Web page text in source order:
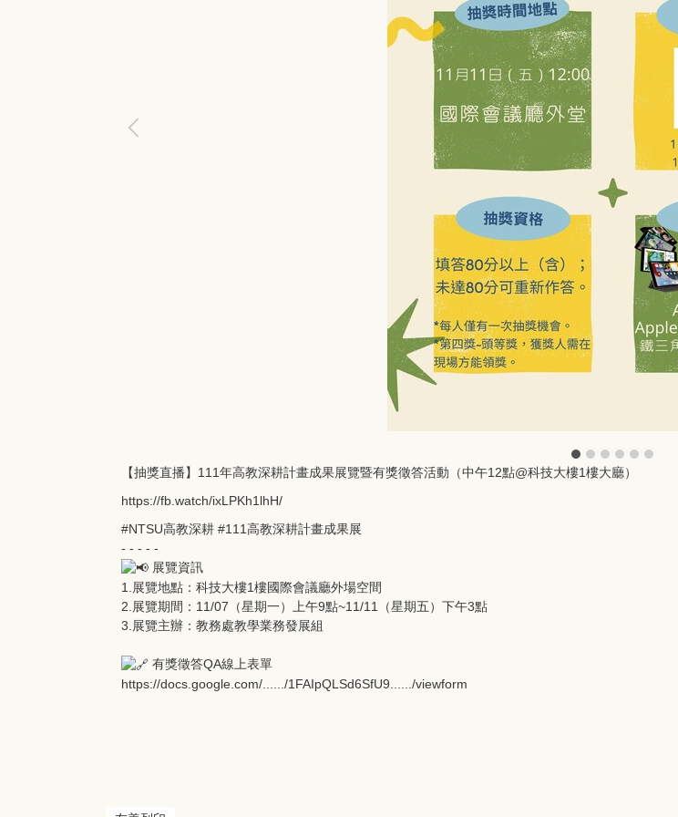
【抽獎直播】111年高教深耕計畫成果展覽暨有獎徵答活動（中午12點@科技大樓1樓大廳）
https://fb.watch/ixLPKh1lhH/
#NTSU高教深耕 #111高教深耕計畫成果展
- - - - -
展覽資訊
1.展覽地點：科技大樓1樓國際會議廳外場空間
2.展覽期間：11/07（星期一）上午9點~11/11（星期五）下午3點
3.展覽主辦：教務處教學業務發展組
有獎徵答QA線上表單
https://docs.google.com/....../1FAIpQLSd6SfU9....../viewform